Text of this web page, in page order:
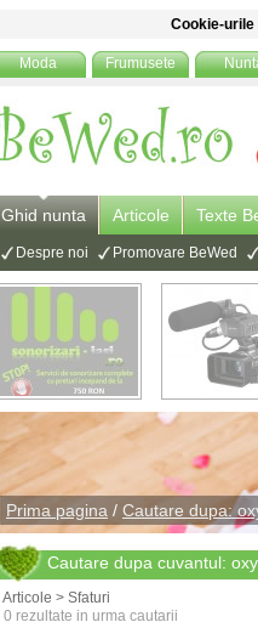
Cookie-urile
Moda Frumusete
Ghid nunta Articole Texte
Despre noi Promovare BeWed
Prima pagina / Cautare dupa:
Cautare dupa cuvantul: oxy
Articole > Sfaturi
0 rezultate in urma cautarii